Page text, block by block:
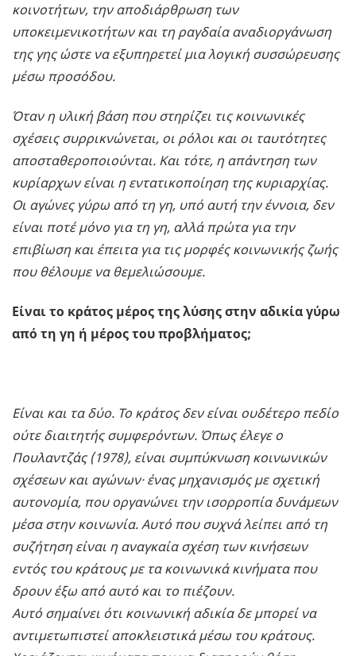
κοινοτήτων, την αποδιάρθρωση των
υποκειμενικοτήτων και τη ραγδαία αναδιοργάνωση
της γης ώστε να εξυπηρετεί μια λογική συσσώρευσης
μέσω προσόδου.
Όταν η υλική βάση που στηρίζει τις κοινωνικές
σχέσεις συρρικνώνεται, οι ρόλοι και οι ταυτότητες
αποσταθεροποιούνται. Και τότε, η απάντηση των
κυρίαρχων είναι η εντατικοποίηση της κυριαρχίας.
Οι αγώνες γύρω από τη γη, υπό αυτή την έννοια, δεν
είναι ποτέ μόνο για τη γη, αλλά πρώτα για την
επιβίωση και έπειτα για τις μορφές κοινωνικής ζωής
που θέλουμε να θεμελιώσουμε.
Είναι το κράτος μέρος της λύσης στην αδικία γύρω
από τη γη ή μέρος του προβλήματος;
Είναι και τα δύο. Το κράτος δεν είναι ουδέτερο πεδίο
ούτε διαιτητής συμφερόντων. Όπως έλεγε ο
Πουλαντζάς (1978), είναι συμπύκνωση κοινωνικών
σχέσεων και αγώνων· ένας μηχανισμός με σχετική
αυτονομία, που οργανώνει την ισορροπία δυνάμεων
μέσα στην κοινωνία. Αυτό που συχνά λείπει από τη
συζήτηση είναι η αναγκαία σχέση των κινήσεων
εντός του κράτους με τα κοινωνικά κινήματα που
δρουν έξω από αυτό και το πιέζουν.
Αυτό σημαίνει ότι κοινωνική αδικία δε μπορεί να
αντιμετωπιστεί αποκλειστικά μέσω του κράτους.